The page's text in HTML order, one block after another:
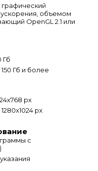
объемом
OpenGL 2.1 или
Гб
Гб и более
px
px
с